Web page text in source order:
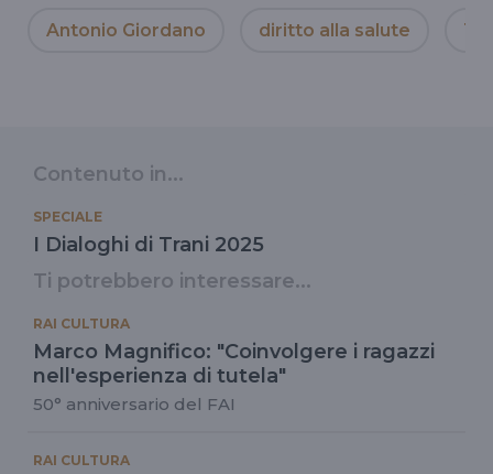
Antonio Giordano diritto alla salute
Contenuto in...
SPECIALE
I Dialoghi di Trani 2025
Ti potrebbero interessare...
RAI CULTURA
Marco Magnifico: "Coinvolgere i ragazzi
nell'esperienza di tutela"
50° anniversario del FAI
RAI CULTURA